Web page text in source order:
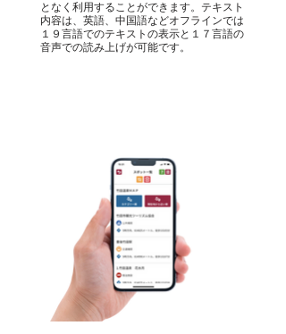
となく利用することができます。テキスト
内容は、英語、中国語など​オフラインでは
１９言語でのテキストの表示と１７言語の
音声での読み上げが可能です。